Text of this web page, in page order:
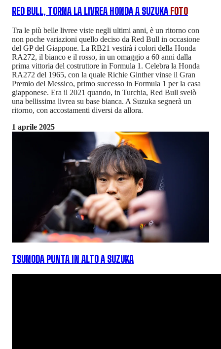
RED BULL, TORNA LA LIVREA HONDA A SUZUKA FOTO
Tra le più belle livree viste negli ultimi anni, è un ritorno con
non poche variazioni quello deciso da Red Bull in occasione
del GP del Giappone. La RB21 vestirà i colori della Honda
RA272, il bianco e il rosso, in un omaggio a 60 anni dalla
prima vittoria del costruttore in Formula 1. Celebra la Honda
RA272 del 1965, con la quale Richie Ginther vinse il Gran
Premio del Messico, primo successo in Formula 1 per la casa
giapponese. Era il 2021 quando, in Turchia, Red Bull svelò
una bellissima livrea su base bianca. A Suzuka segnerà un
ritorno, con accostamenti diversi da allora.
1 aprile 2025
TSUNODA PUNTA IN ALTO A SUZUKA